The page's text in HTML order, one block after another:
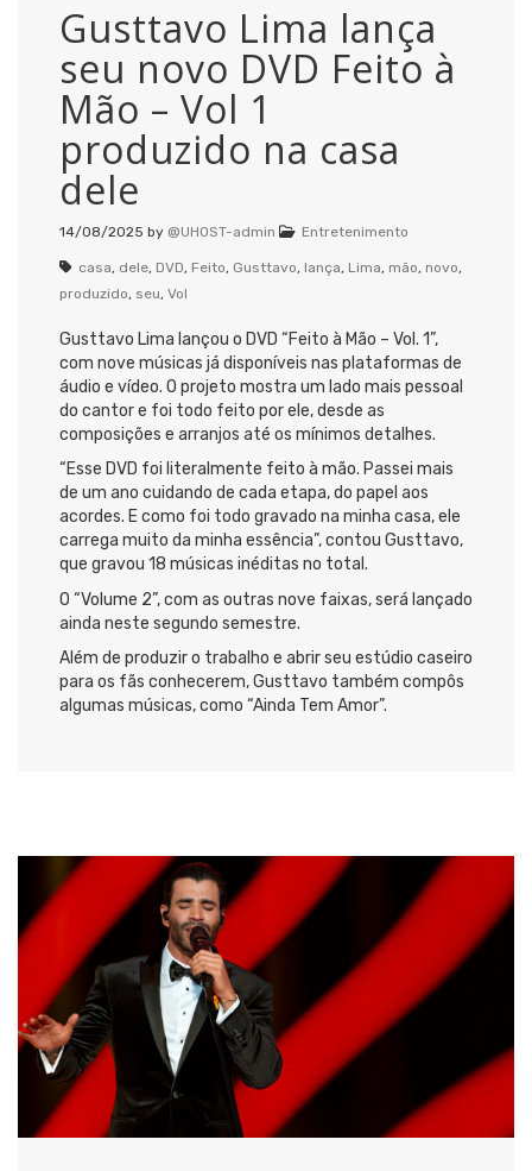
Gusttavo Lima lança
seu novo DVD Feito à
Mão – Vol 1
produzido na casa
dele
14/08/2025 by @UHOST-admin Entretenimento
casa, dele, DVD, Feito, Gusttavo, lança, Lima, mão, novo,
produzido, seu, Vol
Gusttavo Lima lançou o DVD “Feito à Mão – Vol. 1”,
com nove músicas já disponíveis nas plataformas de
áudio e vídeo. O projeto mostra um lado mais pessoal
do cantor e foi todo feito por ele, desde as
composições e arranjos até os mínimos detalhes.
“Esse DVD foi literalmente feito à mão. Passei mais
de um ano cuidando de cada etapa, do papel aos
acordes. E como foi todo gravado na minha casa, ele
carrega muito da minha essência”, contou Gusttavo,
que gravou 18 músicas inéditas no total.
O “Volume 2”, com as outras nove faixas, será lançado
ainda neste segundo semestre.
Além de produzir o trabalho e abrir seu estúdio caseiro
para os fãs conhecerem, Gusttavo também compôs
algumas músicas, como “Ainda Tem Amor”.